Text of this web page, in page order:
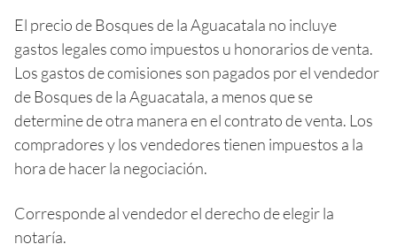
El precio de Bosques de la Aguacatala no incluye
gastos legales como impuestos u honorarios de venta.
Los gastos de comisiones son pagados por el vendedor
de Bosques de la Aguacatala, a menos que se
determine de otra manera en el contrato de venta. Los
compradores y los vendedores tienen impuestos a la
hora de hacer la negociación.
Corresponde al vendedor el derecho de elegir la
notaría.